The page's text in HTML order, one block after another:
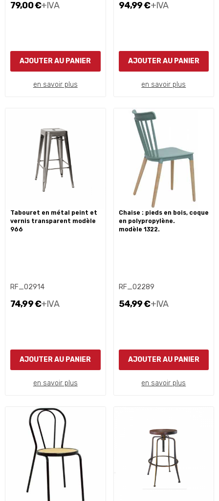
79,00 €+IVA
AJOUTER AU PANIER
en savoir plus
94,99 €+IVA
AJOUTER AU PANIER
en savoir plus
tabouret en métal peint et
vernis transparent modèle
966
RF_02914
74,99 €+IVA
AJOUTER AU PANIER
en savoir plus
chaise : pieds en bois, coque
en polypropylène.
modèle 1322.
RF_02289
54,99 €+IVA
AJOUTER AU PANIER
en savoir plus